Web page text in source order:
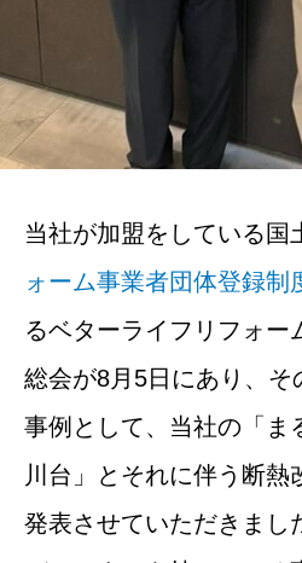
当社が加盟をしている国
ォーム事業者団体登録制
るベターライフリフォー
総会が8月5日にあり、そ
事例として、当社の「ま
川台」とそれに伴う断熱
発表させていただきまし